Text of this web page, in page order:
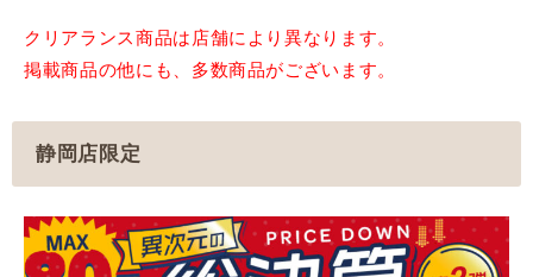
クリアランス商品は店舗により異なります。
掲載商品の他にも、多数商品がございます。
静岡店限定